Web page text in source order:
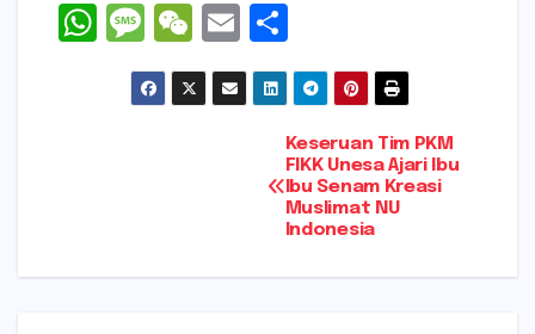
W
M
e
s
W
e
C
E
m
ai
h
ar
e
Keseruan Tim PKM
FIKK Unesa Ajari Ibu
Ibu Senam Kreasi
Muslimat NU
Indonesia